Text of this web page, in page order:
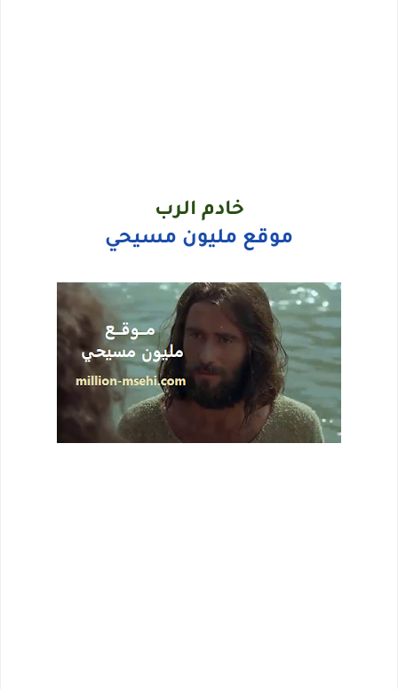
خادم الرب
موقع مليون مسيحي